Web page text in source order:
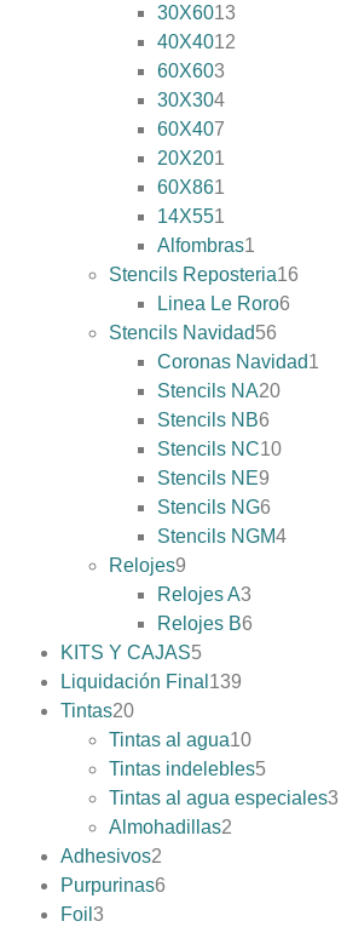
30X6013
40X4012
60X603
30X304
60X407
20X201
60X861
14X551
Alfombras1
Stencils Reposteria16
Linea Le Roro6
Stencils Navidad56
Coronas Navidad1
Stencils NA20
Stencils NB6
Stencils NC10
Stencils NE9
Stencils NG6
Stencils NGM4
Relojes9
Relojes A3
Relojes B6
KITS Y CAJAS5
Liquidación Final 139
Tintas20
Tintas al agua10
Tintas indelebles5
Tintas al agua especiales3
Almohadillas2
Adhesivos2
Purpurinas6
Foil 3